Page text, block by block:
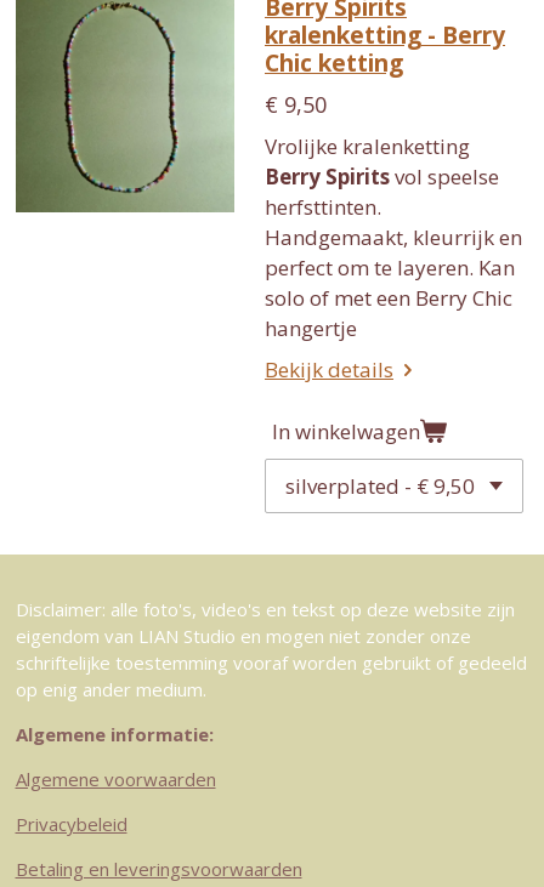
Berry Spirits
kralenketting - Berry
Chic ketting
€ 9,50
Vrolijke kralenketting
Berry Spiritsvol speelse
herfsttinten.
Handgemaakt, kleurrijk en
perfect om te layeren. Kan
solo of met een Berry Chic
hangertje
Bekijk details
In winkelwagen
Disclaimer: alle foto's, video's en tekst op deze website zijn
eigendom van LIAN Studio en mogen niet zonder onze
schriftelijke toestemming vooraf worden gebruikt of gedeeld
op enig ander medium.
Algemene informatie:
Algemene voorwaarden
Privacybeleid
Betaling en leveringsvoorwaarden